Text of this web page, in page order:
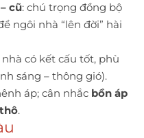
cũ: chú trọng đồng bộ
ngôi nhà “lên đời” hài
nhà có kết cấu tốt, phù
sáng – thông gió).
áp; cân nhắc bồn áp
.